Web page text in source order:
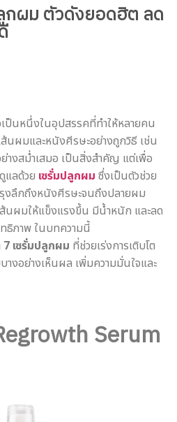
กผม ตัวดังยอดฮิต ลด
ป็นหนึ่งในอุปสรรคที่ทำให้หลายคน
นผมและหนังศีรษะอย่างถูกวิธี เช่น
ย่างสม่ำเสมอ เป็นสิ่งสำคัญ แต่เพื่อ
แลด้วย เซรั่มปลูกผม ซึ่งเป็นตัวช่วย
งลึกถึงหนังศีรษะจนถึงปลายผม
ส้นผมให้แข็งแรงขึ้น มีน้ำหนัก และลด
ธิภาพ ในบทความนี้
7 เซรั่มปลูกผม ที่ช่วยเร่งการเติบโต
งอย่างเห็นผล เพิ่มความมั่นใจและ
Serum